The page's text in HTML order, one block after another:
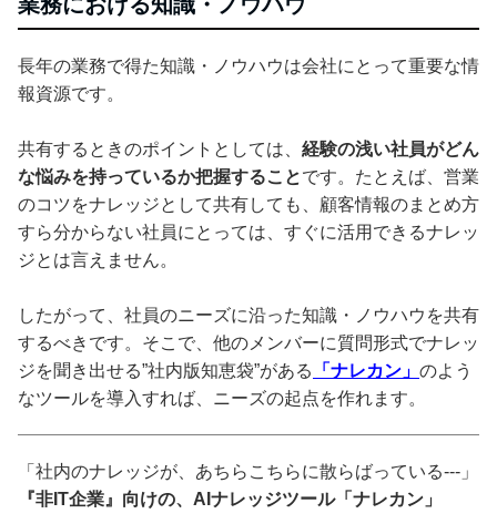
長年の業務で得た知識・ノウハウは会社にとって重要な情
報資源です。
共有するときのポイントとしては、 経験の浅い社員がどん
な悩みを持っているか把握することです。たとえば、営業
のコツをナレッジとして共有しても、顧客情報のまとめ方
すら分からない社員にとっては、すぐに活用できるナレッ
ジとは言えません。
したがって、社員のニーズに沿った知識・ノウハウを共有
するべきです。そこで、他のメンバーに質問形式でナレッ
ジを聞き出せる”社内版知恵袋”がある
「ナレカン」 のよう
なツールを導入すれば、ニーズの起点を作れます。
「社内のナレッジが、あちらこちらに散らばっている---」
『非IT企業』向けの、AIナレッジツール「ナレカン」